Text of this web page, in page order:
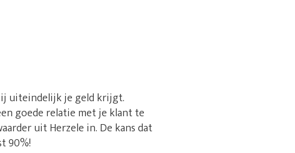
uiteindelijk je geld krijgt.
goede relatie met je klant te
uit Herzele in. De kans dat
90%!